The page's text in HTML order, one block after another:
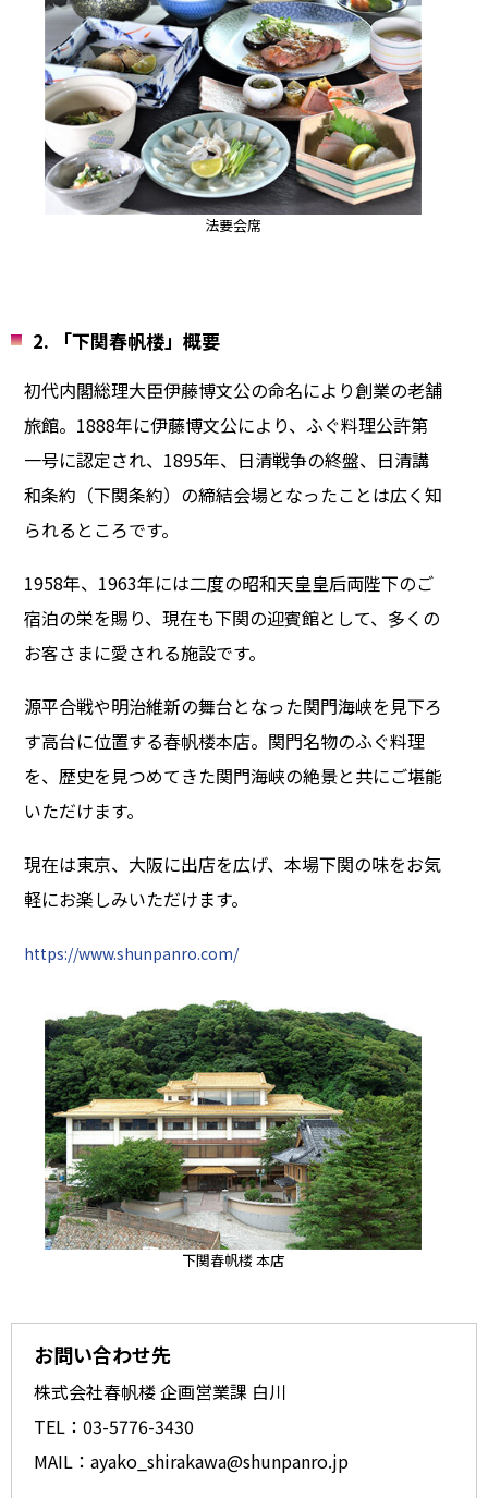
法要会席
2. 「下関春帆楼」概要
初代内閣総理大臣伊藤博文公の命名により創業の老舗
旅館。1888年に伊藤博文公により、ふぐ料理公許第
一号に認定され、1895年、日清戦争の終盤、日清講
和条約（下関条約）の締結会場となったことは広く知
られるところです。
1958年、1963年には二度の昭和天皇皇后両陛下のご
宿泊の栄を賜り、現在も下関の迎賓館として、多くの
お客さまに愛される施設です。
源平合戦や明治維新の舞台となった関門海峡を見下ろ
す高台に位置する春帆楼本店。関門名物のふぐ料理
を、歴史を見つめてきた関門海峡の絶景と共にご堪能
いただけます。
現在は東京、大阪に出店を広げ、本場下関の味をお気
軽にお楽しみいただけます。
https://www.shunpanro.com/
下関春帆楼 本店
お問い合わせ先
株式会社春帆楼 企画営業課 白川
TEL：03-5776-3430
MAIL：ayako_shirakawa@shunpanro.jp